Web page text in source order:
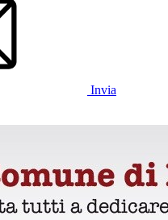
Invia